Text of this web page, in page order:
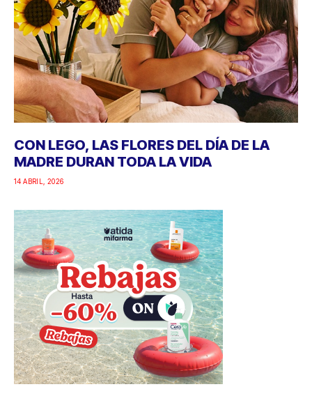
CON LEGO, LAS FLORES DEL DÍA DE LA
MADRE DURAN TODA LA VIDA
14 ABRIL, 2026